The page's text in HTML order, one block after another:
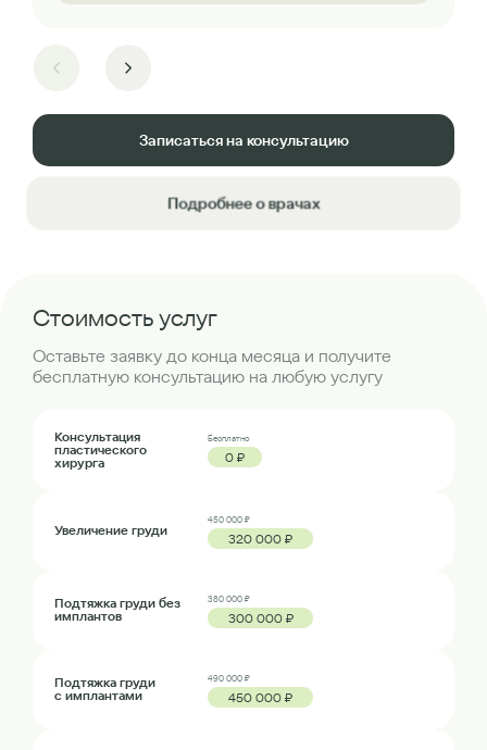
Записаться на консультацию
Подробнее о врачах
Стоимость услуг
Оставьте заявку до конца месяца и получите
бесплатную консультацию на любую услугу
Консультация
пластического
хирурга
Бесплатно
0 ₽
Увеличение груди
450 000 ₽
320 000 ₽
Подтяжка груди без
имплантов
380 000 ₽
300 000 ₽
Подтяжка груди
с имплантами
490 000 ₽
450 000 ₽